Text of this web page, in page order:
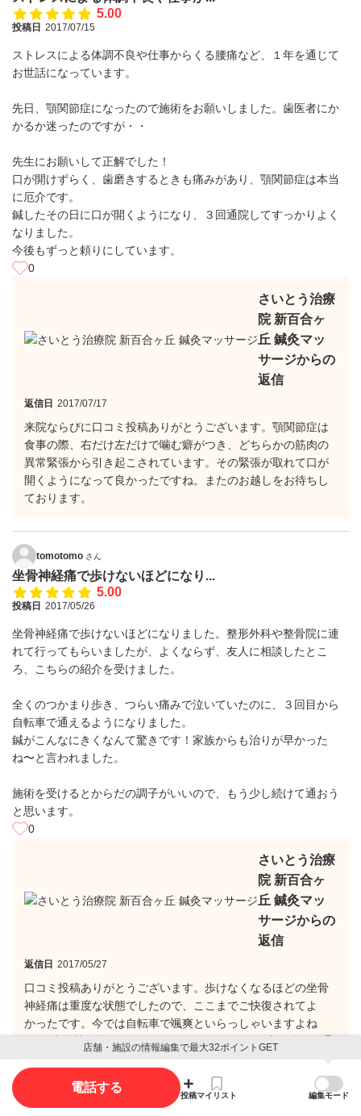
5.00
投稿日 2017/07/15
ストレスによる体調不良や仕事からくる腰痛など、１年を通じて
お世話になっています。
先日、顎関節症になったので施術をお願いしました。歯医者にか
かるか迷ったのですが・・
先生にお願いして正解でした！
口が開けずらく、歯磨きするときも痛みがあり、顎関節症は本当
に厄介です。
鍼したその日に口が開くようになり、３回通院してすっかりよく
なりました。
今後もずっと頼りにしています。
0
さいとう治療
院 新百合ヶ
丘 鍼灸マッ
サージからの
返信
返信日 2017/07/17
来院ならびに口コミ投稿ありがとうございます。顎関節症は
食事の際、右だけ左だけで噛む癖がつき、どちらかの筋肉の
異常緊張から引き起こされています。その緊張が取れて口が
開くようになって良かったですね。またのお越しをお待ちし
ております。
tomotomo さん
坐骨神経痛で歩けないほどになり...
5.00
投稿日 2017/05/26
坐骨神経痛で歩けないほどになりました。整形外科や整骨院に連
れて行ってもらいましたが、よくならず、友人に相談したとこ
ろ、こちらの紹介を受けました。
全くのつかまり歩き、つらい痛みで泣いていたのに、３回目から
自転車で通えるようになりました。
鍼がこんなにきくなんて驚きです！家族からも治りが早かった
ね〜と言われました。
施術を受けるとからだの調子がいいので、もう少し続けて通おう
と思います。
0
さいとう治療
院 新百合ヶ
丘 鍼灸マッ
サージからの
返信
返信日 2017/05/27
口コミ投稿ありがとうございます。歩けなくなるほどの坐骨
神経痛は重度な状態でしたので、ここまでご快復されてよ
かったです。今では自転車で颯爽といらっしゃいますよね
(^^ 坐骨神経痛は再発しやすいので、まだもう少し続けて通
店舗・施設の情報編集で最大32ポイントGET
電話する
投稿マイリスト 編集モード